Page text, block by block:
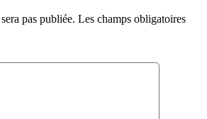
pas publiée. Les champs obligatoires